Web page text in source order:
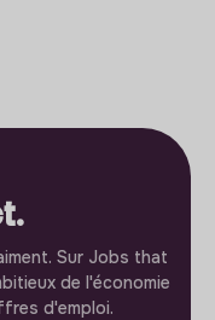
Sur Jobs that
de l'économie
d'emploi.